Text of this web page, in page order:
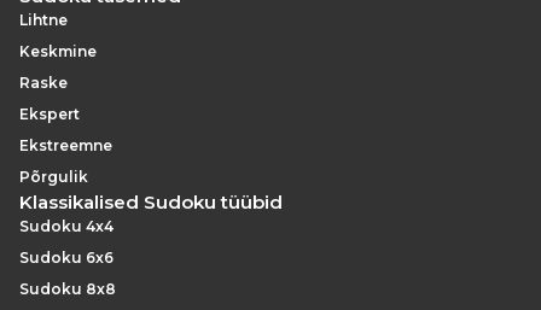
Lihtne
Keskmine
Raske
Ekspert
Ekstreemne
Põrgulik
Klassikalised Sudoku tüübid
Sudoku 4x4
Sudoku 6x6
Sudoku 8x8